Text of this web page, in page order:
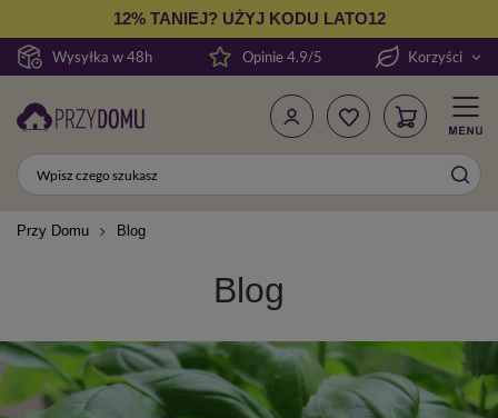
Wysyłka w 48h
12% TANIEJ? UŻYJ KODU LATO12
Opinie 4.9/5 Korzyści
Przy Domu Blog
Blog